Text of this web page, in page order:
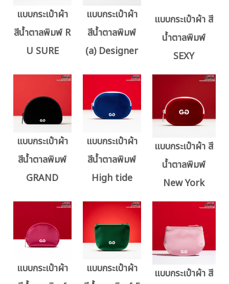
แบบกระเป๋าผ้า
สีน้ำตาลพิมพ์ R
U SURE
แบบกระเป๋าผ้า
สีน้ำตาลพิมพ์
(a) Designer
แบบกระเป๋าผ้า สี
น้ำตาลพิมพ์
SEXY
แบบกระเป๋าผ้า
สีน้ำตาลพิมพ์
GRAND
แบบกระเป๋าผ้า
สีน้ำตาลพิมพ์
High tide
แบบกระเป๋าผ้า สี
น้ำตาลพิมพ์
New York
แบบกระเป๋าผ้า
แบบกระเป๋าผ้า
แบบกระเป๋าผ้า สี